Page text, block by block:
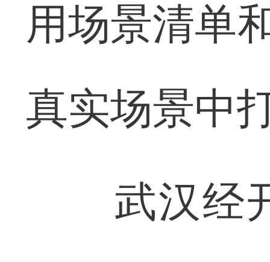
用场景清单
真实场景中
武汉经开